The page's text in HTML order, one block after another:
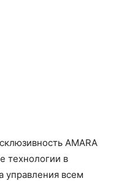
AMARA
технологии в
управления всем